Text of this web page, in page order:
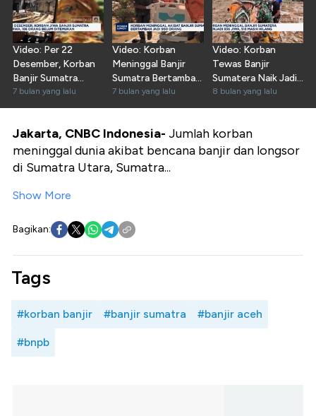
Video: Per 22
Desember, Korban
Banjir Sumatra
1.090 Jiwa, 186
Hilang
7 bulan yang lalu
Video: Korban
Meninggal Banjir
Sumatra Bertambah
Jadi 950 Orang
7 bulan yang lalu
Video: Korban
Tewas Banjir
Sumatera Naik Jadi
836 Orang
8 bulan yang lalu
Jakarta, CNBC Indonesia- Jumlah korban
meninggal dunia akibat bencana banjir dan longsor
di Sumatra Utara, Sumatra...
Show More
Bagikan:
Tags
#korban banjir #banjir sumatra #banjir aceh
#bnpb